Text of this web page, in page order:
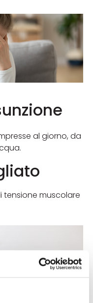
al giorno, da
tensione muscolare